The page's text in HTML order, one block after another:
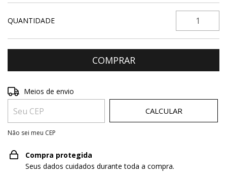
QUANTIDADE
Entregas para o CEP:
Meios de envio
CALCULAR
Não sei meu CEP
Compra protegida
Seus dados cuidados durante toda a compra.